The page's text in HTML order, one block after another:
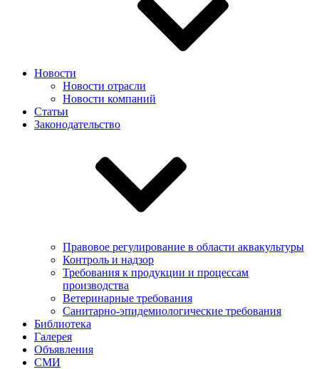
Новости
Новости отрасли
Новости компаний
Статьи
Законодательство
Правовое регулирование в области аквакультуры
Контроль и надзор
Требования к продукции и процессам
производства
Ветеринарные требования
Санитарно-эпидемиологические требования
Библиотека
Галерея
Объявления
СМИ